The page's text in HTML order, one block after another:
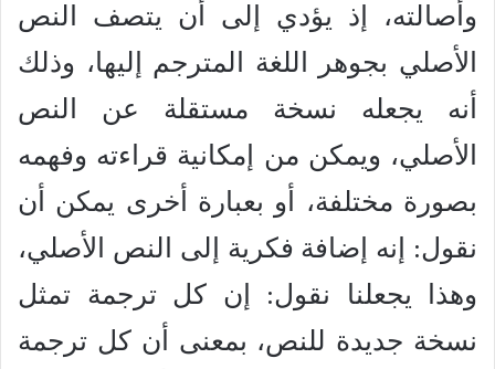
وأصالته، إذ يؤدي إلى أن يتصف النص
الأصلي بجوهر اللغة المترجم إليها، وذلك
أنه يجعله نسخة مستقلة عن النص
الأصلي، ويمكن من إمكانية قراءته وفهمه
بصورة مختلفة، أو بعبارة أخرى يمكن أن
نقول: إنه إضافة فكرية إلى النص الأصلي،
وهذا يجعلنا نقول: إن كل ترجمة تمثل
نسخة جديدة للنص، بمعنى أن كل ترجمة